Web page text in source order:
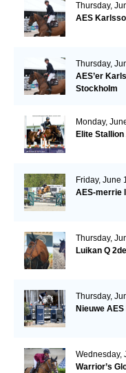
Thursday,
AES
Thursday,
AES’er
Stockholm
Monday,
Elite
Friday, June
AES-merrie
Thursday,
Luikan Q
Thursday,
Nieuwe
Wednesday,
Warrior’s